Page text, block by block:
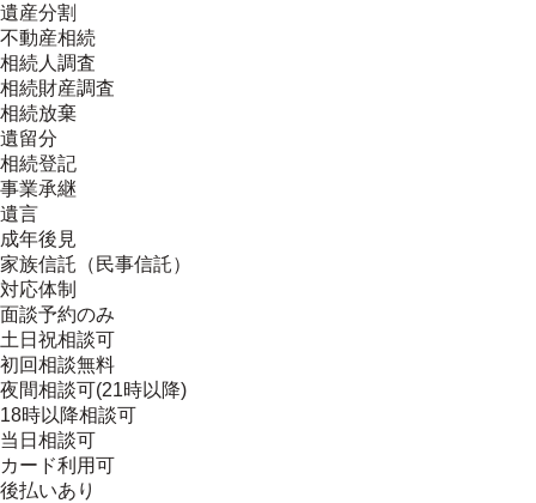
遺産分割
不動産相続
相続人調査
相続財産調査
相続放棄
遺留分
相続登記
事業承継
遺言
成年後見
家族信託（民事信託）
対応体制
面談予約のみ
土日祝相談可
初回相談無料
夜間相談可(21時以降)
18時以降相談可
当日相談可
カード利用可
後払いあり